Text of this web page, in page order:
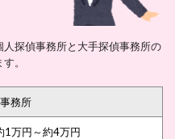
探偵事務所と大手探偵事務所の
。
務所
1万円～約4万円